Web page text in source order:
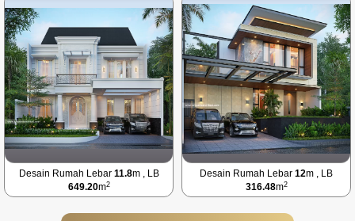
Desain Rumah Lebar 11.8m , LB
649.20m2
Desain Rumah Lebar 12m , LB
316.48m2